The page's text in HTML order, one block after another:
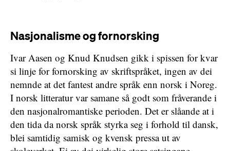
Nasjonalisme og fornorsking
Ivar Aasen og Knud Knudsen gikk i spissen for kvar
si linje for fornorsking av skriftspråket, ingen av dei
nemnde at det fantest andre språk enn norsk i Noreg.
I norsk litteratur var samane så godt som fråverande i
den nasjonalromantiske perioden. Det er slåande at i
den tida da norsk språk styrka seg i forhold til dansk,
blei samtidig samisk og kvensk pressa ut av